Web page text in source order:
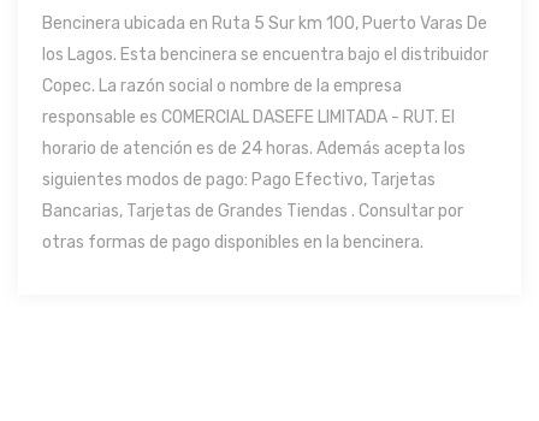
Bencinera ubicada en Ruta 5 Sur km 100, Puerto Varas De
los Lagos. Esta bencinera se encuentra bajo el distribuidor
Copec. La razón social o nombre de la empresa
responsable es COMERCIAL DASEFE LIMITADA - RUT. El
horario de atención es de 24 horas. Además acepta los
siguientes modos de pago: Pago Efectivo, Tarjetas
Bancarias, Tarjetas de Grandes Tiendas . Consultar por
otras formas de pago disponibles en la bencinera.